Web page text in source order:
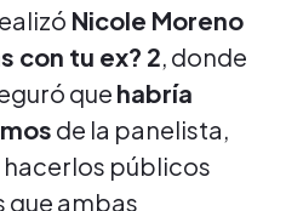
Nicole Moreno
con tu ex? 2, donde
que habría
de la panelista,
públicos
que ambas